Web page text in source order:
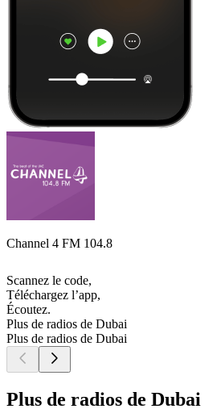
Channel 4 FM 104.8
Scannez le code,
Téléchargez l’app,
Écoutez.
Plus de radios de Dubai
Plus de radios de Dubai
Plus de radios de Dubai